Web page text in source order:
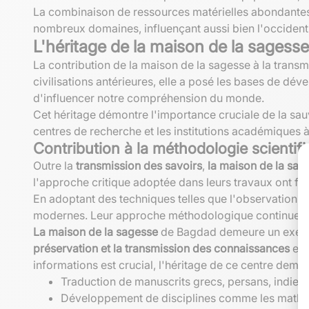
La combinaison de ressources matérielles
nombreux domaines, influençant aussi bien
L'héritage de la maison de la sagesse
La contribution de la maison de la sagesse à la
civilisations antérieures, elle a posé les bases de
d'influencer notre compréhension du monde.
Cet héritage démontre l'importance cruciale de la
centres de recherche et les institutions académiques
Contribution à la méthodologie
Outre la transmission des savoirs, la maison de la
l'approche critique adoptée dans leurs travaux ont
En adoptant des techniques telles que l'observation
modernes. Leur approche méthodologique continue
La maison de la sagesse de Bagdad demeure un
préservation et la transmission des connaissances
informations est crucial, l'héritage de ce centre
Traduction de manuscrits grecs, persans,
Développement de disciplines comme les